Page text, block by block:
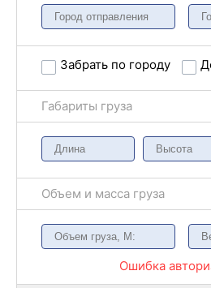
Забрать по городу
Габариты груза
Объем и масса груза
Ошибка